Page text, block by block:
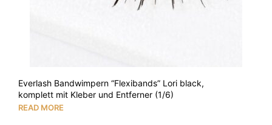
Everlash Bandwimpern “Flexibands” Lori black,
komplett mit Kleber und Entferner (1/6)
READ MORE